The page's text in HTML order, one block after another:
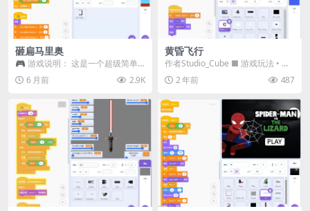
砸扁马里奥
🎮 游戏说明： 这是一个超级简单
的小游戏： 👉 只需点击其中一个
铁锤来砸扁马里奥...
6 月前 2.9K
黄昏飞行
作者Studio_Cube ■ 游戏玩法 • 按
方向键移动 ■ 关于游戏 《黄昏...
2 年前 487